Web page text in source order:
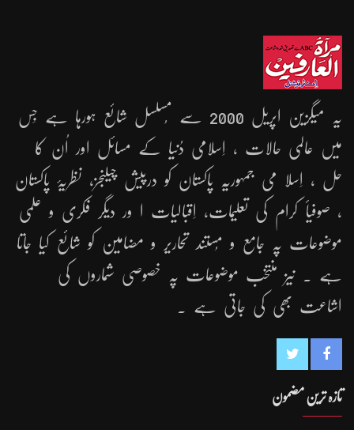
یہ میگزین اپریل 2000 سے مُسلسل شائع ہورہا ہے جِس
میں عالمی حالات ، اِسلامی دُنیا کے مسائل اور اُن کا
حل ، اِسلا می جمہوریّہ پاکستان کو درپیش چیلنجز، نظریۂ پاکستان
، صوفیأ کرام کی تعلیمات، اِقبالیات ا ور دیگر فکری و علمی
موضوعات پہ جامع و مُستند تحاریر و مضامین کو شائع کیا جاتا
ہے ۔ نیز منتخب موضوعات پہ خصوصی شماروں کی
اشاعت بھی کی جاتی ہے ۔
تازہ ترین مضمون